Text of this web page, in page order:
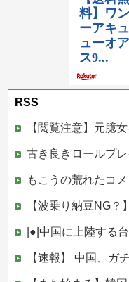
RSS
【閲覧注意】元臆女キャバ嬢の
古き良きロールプ
もこうの荒れたコメ
【波乗り納豆NG？】余計なもん
|●|中国に上陸する台風13号が絶妙なコースを
【速報】 中国、ガ